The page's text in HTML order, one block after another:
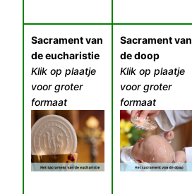
Sacrament van
de eucharistie
Klik op plaatje
voor groter
formaat
Sacrament van
de doop
Klik op plaatje
voor groter
formaat